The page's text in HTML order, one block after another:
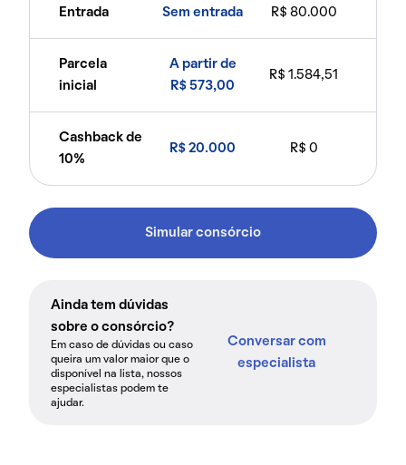
Entrada Sem entrada R$ 80.000
Parcela
inicial
A partir de
R$ 573,00
R$ 1.584,51
Cashback de
10%
R$ 20.000 R$ 0
Simular consórcio
Ainda tem dúvidas
sobre o consórcio?
Em caso de dúvidas ou caso
queira um valor maior que o
disponível na lista, nossos
especialistas podem te
ajudar.
Conversar com
especialista